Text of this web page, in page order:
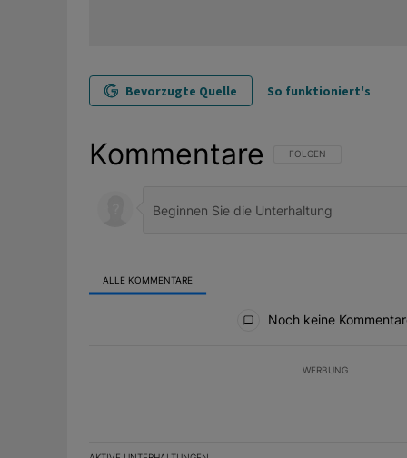
Bevorzugte Quelle So funktioniert's
Kommentare FOLGE DIESER
FOLGEN
ALLE KOMMENTARE
Noch keine
WERBUNG